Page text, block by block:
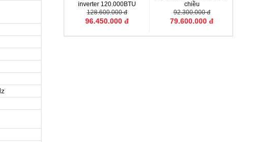
inverter 120.000BTU
FDR300QY1/RZUR300QY1
128.600.000 đ
96.450.000 đ
chiều
FDR10RNY1/RUR10RNY1
92.300.000 đ
79.600.000 đ